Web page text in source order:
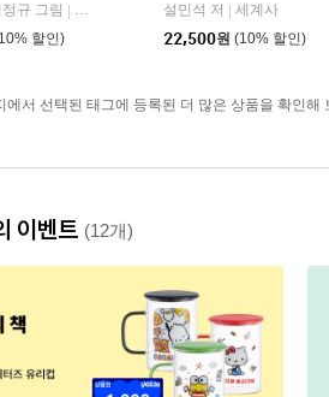
규 그림
파랑새어린이
할인)
설민석 저
세계사
22,500원 (10% 할인)
에서 선택된 태그에 등록된 더 많은 상품을 확인해
이벤트 (12개)